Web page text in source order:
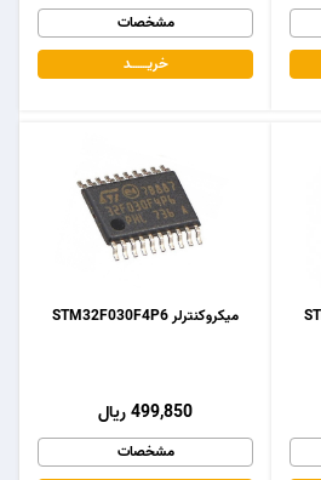
مشخصات
خریـــــــد
میکروکنترلر STM32F030F4P6
499,850 ریال
مشخصات